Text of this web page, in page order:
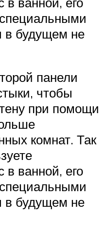
в будущем не
панели
чтобы
при помощи
комнат. Так
в ванной, его
в будущем не